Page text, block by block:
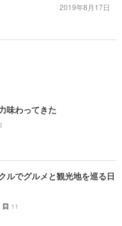
2019年8月17日
味わってきた
ルでグルメと観光地を巡る日
11